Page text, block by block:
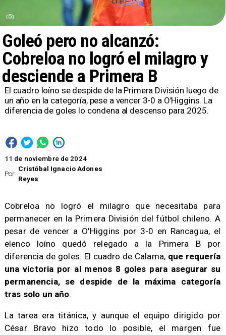
Por
Cristóbal Ignacio Adones
Reyes
Goleó pero no alcanzó:
Cobreloa no logró el milagro y
desciende a Primera B
11 de noviembre de 2024
​El cuadro loíno se despide de la Primera División luego de
un año en la categoría, pese a vencer 3-0 a O'Higgins. La
diferencia de goles lo condena al descenso para 2025.
Cobreloa no logró el milagro que necesitaba para
permanecer en la Primera División del fútbol chileno. A
pesar de vencer a O'Higgins por 3-0 en Rancagua, el
elenco loíno quedó relegado a la Primera B por
diferencia de goles. El cuadro de Calama, que requería
una victoria por al menos 8 goles para asegurar su
permanencia, se despide de la máxima categoría
tras solo un año.
La tarea era titánica, y aunque el equipo dirigido por
César Bravo hizo todo lo posible, el margen fue